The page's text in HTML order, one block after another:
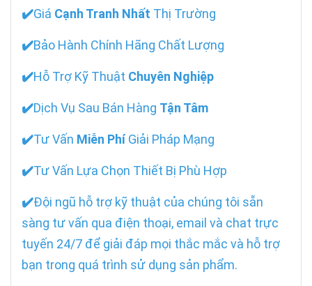
✔️Giá Cạnh Tranh Nhất Thị Trường
✔️Bảo Hành Chính Hãng Chất Lượng
✔️Hỗ Trợ Kỹ Thuật Chuyên Nghiệp
✔️Dịch Vụ Sau Bán Hàng Tận Tâm
✔️Tư Vấn Miễn PhíGiải Pháp Mạng
✔️Tư Vấn Lựa Chọn Thiết Bị Phù Hợp
✔️Đội ngũ hỗ trợ kỹ thuật của chúng tôi sẵn
sàng tư vấn qua điện thoại, email và chat trực
tuyến 24/7 để giải đáp mọi thắc mắc và hỗ trợ
bạn trong quá trình sử dụng sản phẩm.